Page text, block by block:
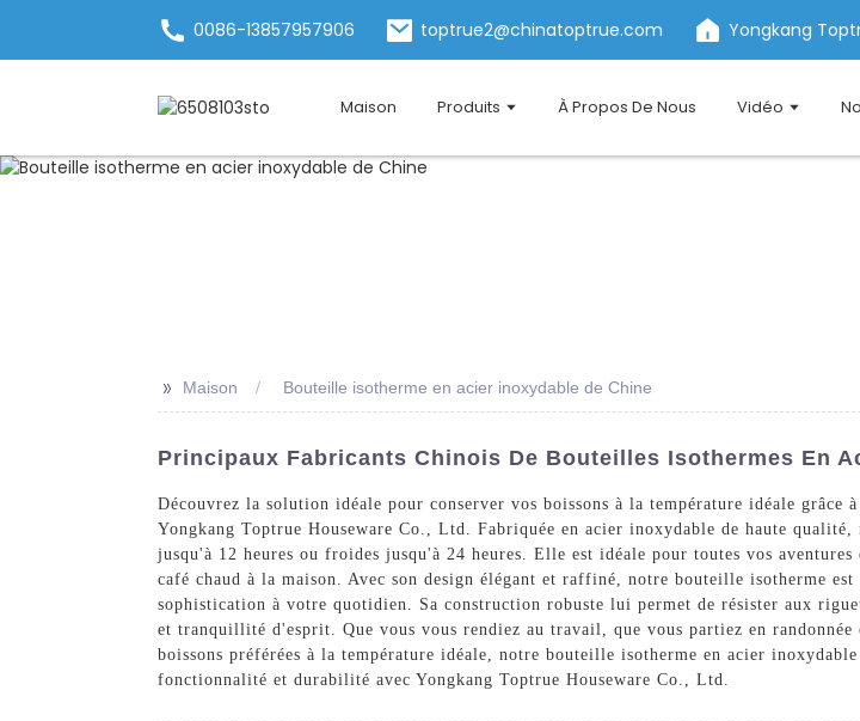
0086-13857957906 toptrue2@chinatoptrue.com Yongkang
Maison Produits À Propos De Nous Vidéo
>> Maison Bouteille isotherme en acier inoxydable de Chine
Principaux Fabricants Chinois De Bouteilles Isothermes En
Découvrez la solution idéale pour conserver vos boissons à la température idéale
Yongkang Toptrue Houseware Co., Ltd. Fabriquée en acier inoxydable de haute
jusqu'à 12 heures ou froides jusqu'à 24 heures. Elle est idéale pour toutes vos
café chaud à la maison. Avec son design élégant et raffiné, notre bouteille isotherme
sophistication à votre quotidien. Sa construction robuste lui permet de résister aux
et tranquillité d'esprit. Que vous vous rendiez au travail, que vous partiez en
boissons préférées à la température idéale, notre bouteille isotherme en acier
fonctionnalité et durabilité avec Yongkang Toptrue Houseware Co., Ltd.